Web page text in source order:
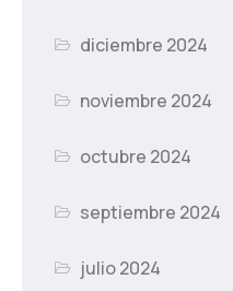
diciembre 2024
noviembre 2024
octubre 2024
septiembre 2024
julio 2024